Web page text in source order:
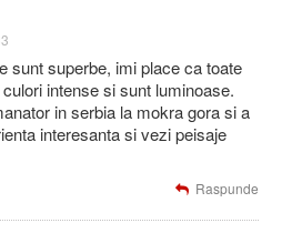
sunt superbe, imi place ca toate
intense si sunt luminoase.
in serbia la mokra gora si a
interesanta si vezi peisaje
Raspunde